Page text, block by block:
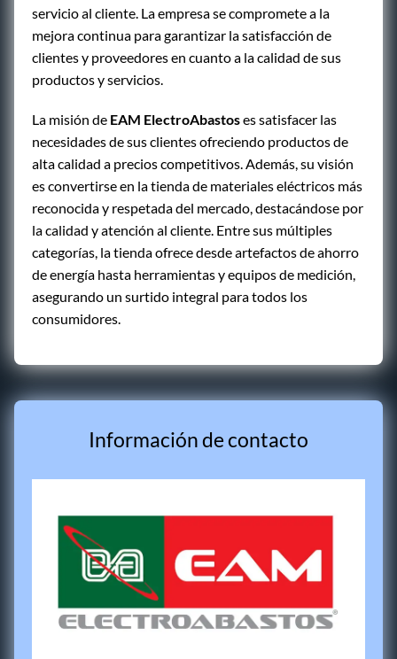
servicio al cliente. La empresa se compromete a la
mejora continua para garantizar la satisfacción de
clientes y proveedores en cuanto a la calidad de sus
productos y servicios.
La misión de EAM ElectroAbastoses satisfacer las
necesidades de sus clientes ofreciendo productos de
alta calidad a precios competitivos. Además, su visión
es convertirse en la tienda de materiales eléctricos más
reconocida y respetada del mercado, destacándose por
la calidad y atención al cliente. Entre sus múltiples
categorías, la tienda ofrece desde artefactos de ahorro
de energía hasta herramientas y equipos de medición,
asegurando un surtido integral para todos los
consumidores.
Información de contacto